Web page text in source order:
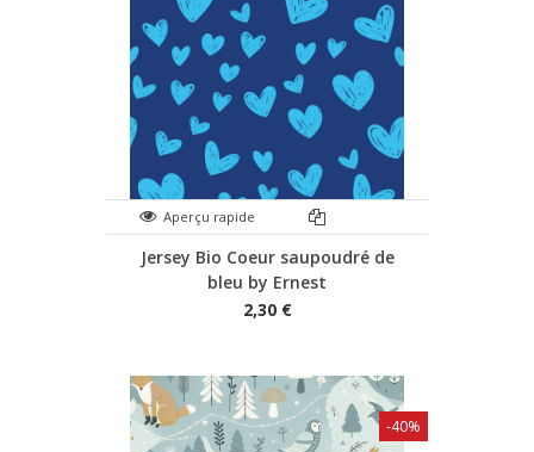
Aperçu rapide
Jersey Bio Coeur saupoudré de
bleu by Ernest
2,30 €
-40%